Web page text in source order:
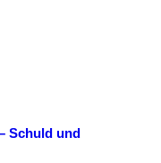
Schuld und